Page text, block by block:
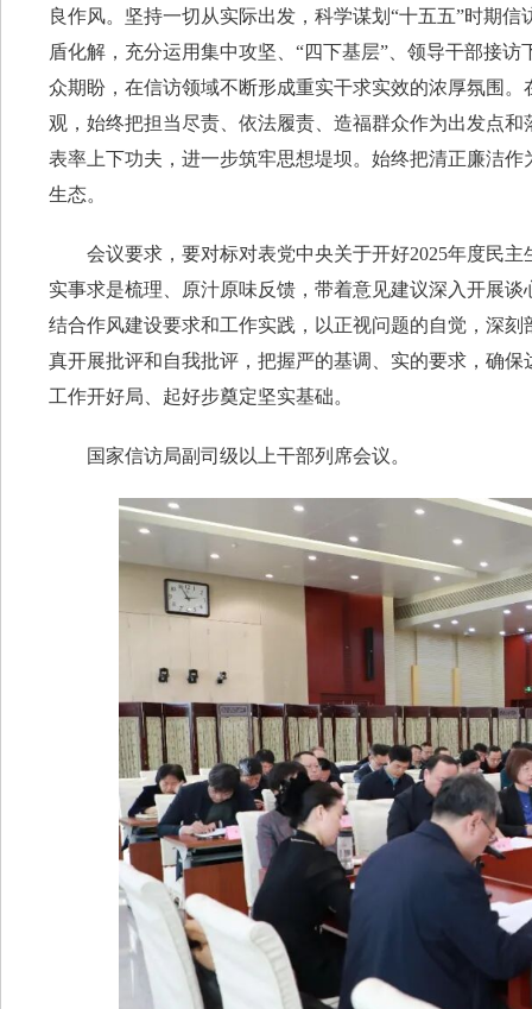
良作风。坚持一切从实际出发，科学谋划“十五五”时期
盾化解，充分运用集中攻坚、“四下基层”、领导干部接
众期盼，在信访领域不断形成重实干求实效的浓厚氛围
观，始终把担当尽责、依法履责、造福群众作为出发点
表率上下功夫，进一步筑牢思想堤坝。始终把清正廉洁
生态。
会议要求，要对标对表党中央关于开好2025年度民主
实事求是梳理、原汁原味反馈，带着意见建议深入开展
结合作风建设要求和工作实践，以正视问题的自觉，深
真开展批评和自我批评，把握严的基调、实的要求，确
工作开好局、起好步奠定坚实基础。
国家信访局副司级以上干部列席会议。